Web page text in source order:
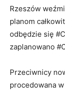
Rzeszów
planom
odbędzie się
zaplanowano
Przeciwnicy
procedowana